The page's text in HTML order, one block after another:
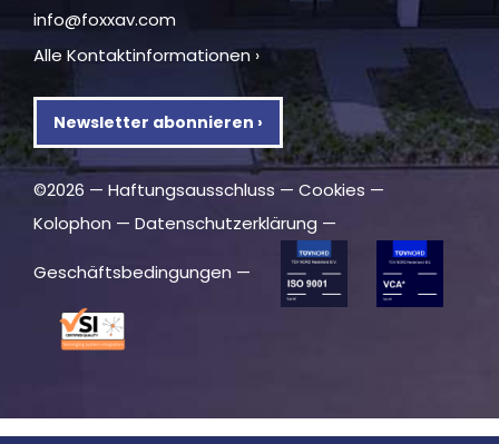
info@foxxav.com
Alle Kontaktinformationen ›
Newsletter abonnieren ›
©2026 — Haftungsausschluss — Cookies —
Kolophon — Datenschutzerklärung —
Geschäftsbedingungen —